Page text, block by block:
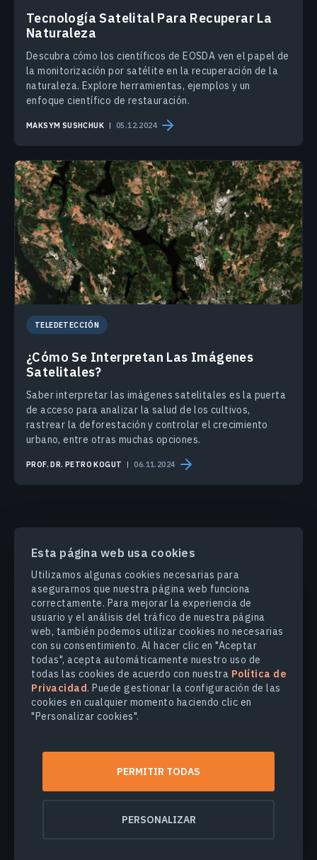
Esta página web usa cookies
Utilizamos algunas cookies necesarias para
asegurarnos que nuestra página web funciona
correctamente. Para mejorar la experiencia de
usuario y el análisis del tráfico de nuestra página
web, también podemos utilizar cookies no necesarias
con su consentimiento. Al hacer clic en "Aceptar
todas", acepta automáticamente nuestro uso de
todas las cookies de acuerdo con nuestra Política de
Privacidad. Puede gestionar la configuración de las
cookies en cualquier momento haciendo clic en
"Personalizar cookies".
PERMITIR TODAS
PERSONALIZAR
Tecnología Satelital Para Recuperar La
Naturaleza
Descubra cómo los científicos de EOSDA ven el papel de
la monitorización por satélite en la recuperación de la
naturaleza. Explore herramientas, ejemplos y un
enfoque científico de restauración.
MAKSYM SUSHCHUK 05.12.2024
TELEDETECCIÓN
¿Cómo Se Interpretan Las Imágenes
Satelitales?
Saber interpretar las imágenes satelitales es la puerta
de acceso para analizar la salud de los cultivos,
rastrear la deforestación y controlar el crecimiento
urbano, entre otras muchas opciones.
PROF. DR. PETRO KOGUT 06.11.2024
PRODUCTOS Y SOLUCIONES
INDUSTRIAS
COMPANY
EXPLORE
Seguridad de los datos